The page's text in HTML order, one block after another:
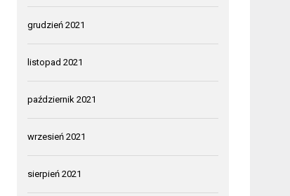
grudzień 2021
listopad 2021
październik 2021
wrzesień 2021
sierpień 2021